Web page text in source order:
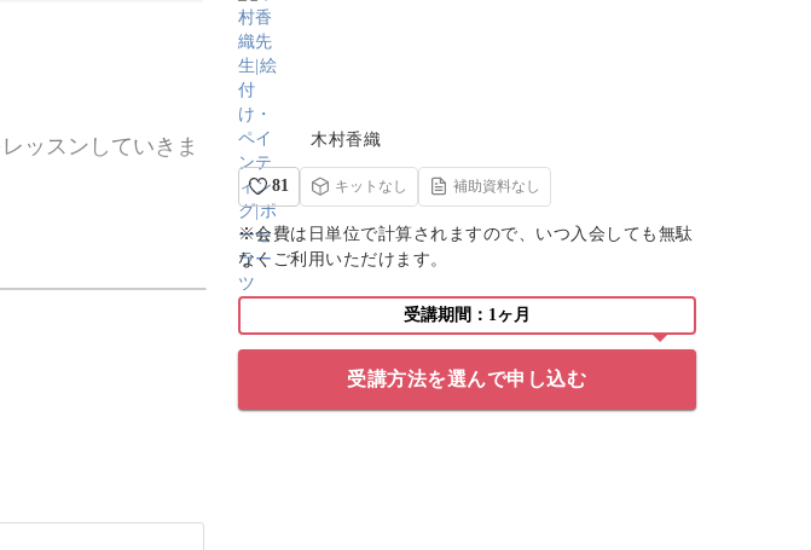
木村香織
81 キットなし 補助資料なし
※会費は日単位で計算されますので、いつ入会しても無駄
なくご利用いただけます。
受講期間：1ヶ月
受講方法を選んで申し込む
ッスンしていきま
に浮かべて